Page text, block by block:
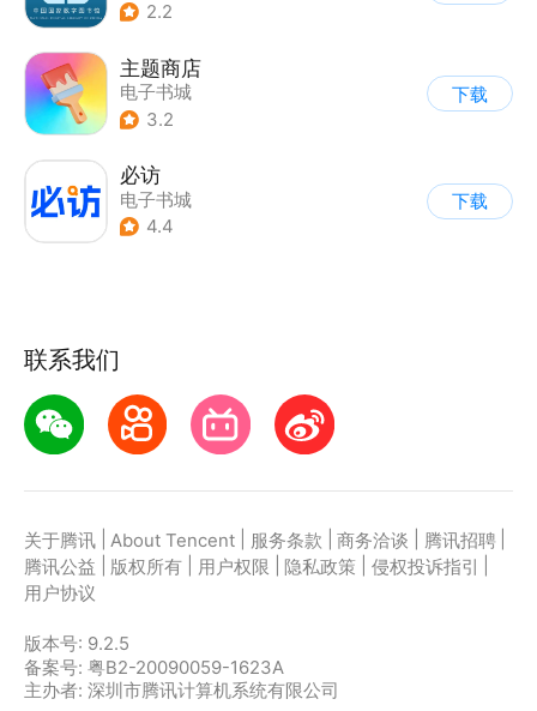
2.2
主题商店
电子书城
3.2
下载
必访
电子书城
4.4
下载
联系我们
关于腾讯 About Tencent 服务条款 商务洽谈 腾讯招聘
腾讯公益
版权所有 用户权限 隐私政策 侵权投诉指引
用户协议
版本号: 9.2.5
备案号: 粤B2-20090059-1623A
主办者: 深圳市腾讯计算机系统有限公司